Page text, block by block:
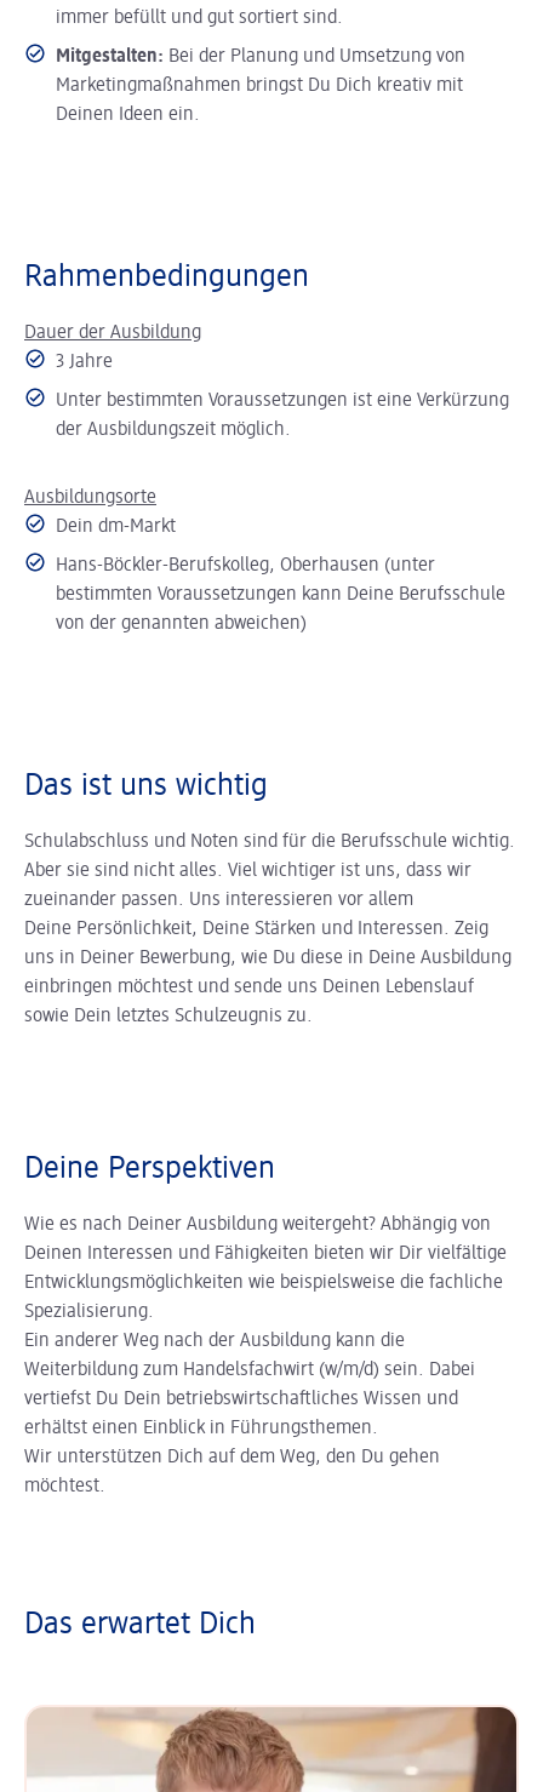
immer befüllt und gut sortiert sind.
Mitgestalten: Bei der Planung und Umsetzung von
Marketingmaßnahmen bringst Du Dich kreativ mit
Deinen Ideen ein.
Rahmenbedingungen
Dauer der Ausbildung
3 Jahre
Unter bestimmten Voraussetzungen ist eine Verkürzung
der Ausbildungszeit möglich.
Ausbildungsorte
Dein dm-Markt
Hans-Böckler-Berufskolleg, Oberhausen (unter
bestimmten Voraussetzungen kann Deine Berufsschule
von der genannten abweichen)
Das ist uns wichtig
Schulabschluss und Noten sind für die Berufsschule wichtig.
Aber sie sind nicht alles. Viel wichtiger ist uns, dass wir
zueinander passen. Uns interessieren vor allem
Deine Persönlichkeit, Deine Stärken und Interessen. Zeig
uns in Deiner Bewerbung, wie Du diese in Deine Ausbildung
einbringen möchtest und sende uns Deinen Lebenslauf
sowie Dein letztes Schulzeugnis zu.
Deine Perspektiven
Wie es nach Deiner Ausbildung weitergeht? Abhängig von
Deinen Interessen und Fähigkeiten bieten wir Dir vielfältige
Entwicklungsmöglichkeiten wie beispielsweise die fachliche
Spezialisierung.
Ein anderer Weg nach der Ausbildung kann die
Weiterbildung zum Handelsfachwirt (w/m/d) sein. Dabei
vertiefst Du Dein betriebswirtschaftliches Wissen und
erhältst einen Einblick in Führungsthemen.
Wir unterstützen Dich auf dem Weg, den Du gehen
möchtest.
Das erwartet Dich